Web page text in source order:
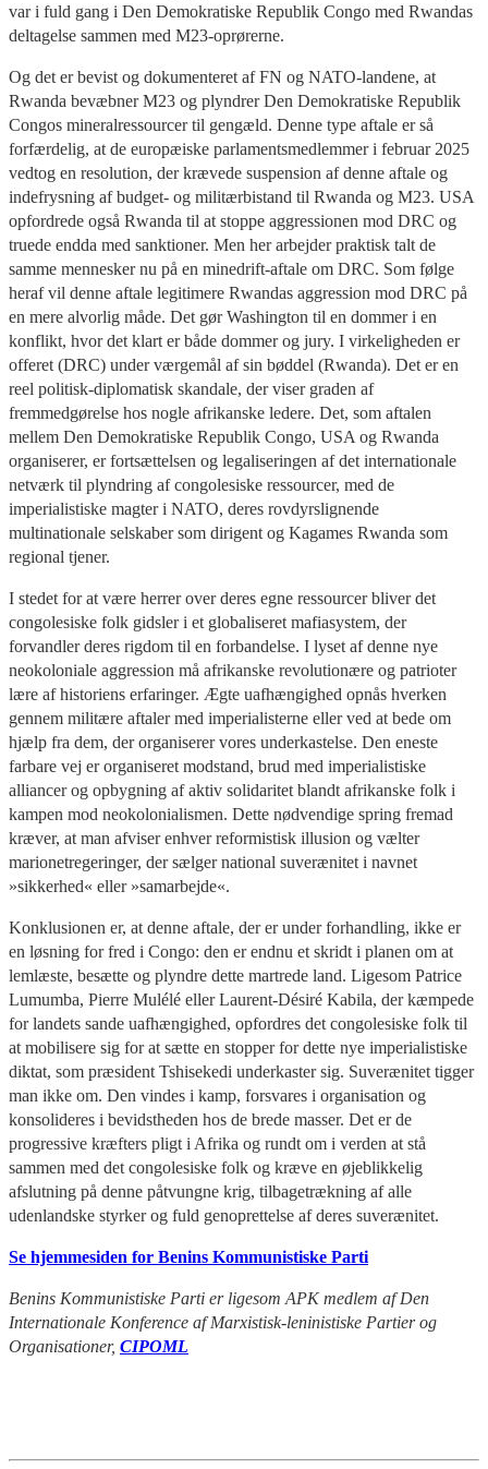
var i fuld gang i Den Demokratiske Republik Congo med Rwandas
deltagelse sammen med M23-oprørerne.
Og det er bevist og dokumenteret af FN og NATO-landene, at
Rwanda bevæbner M23 og plyndrer Den Demokratiske Republik
Congos mineralressourcer til gengæld. Denne type aftale er så
forfærdelig, at de europæiske parlamentsmedlemmer i februar 2025
vedtog en resolution, der krævede suspension af denne aftale og
indefrysning af budget- og militærbistand til Rwanda og M23. USA
opfordrede også Rwanda til at stoppe aggressionen mod DRC og
truede endda med sanktioner. Men her arbejder praktisk talt de
samme mennesker nu på en minedrift-aftale om DRC. Som følge
heraf vil denne aftale legitimere Rwandas aggression mod DRC på
en mere alvorlig måde. Det gør Washington til en dommer i en
konflikt, hvor det klart er både dommer og jury. I virkeligheden er
offeret (DRC) under værgemål af sin bøddel (Rwanda). Det er en
reel politisk-diplomatisk skandale, der viser graden af
fremmedgørelse hos nogle afrikanske ledere. Det, som aftalen
mellem Den Demokratiske Republik Congo, USA og Rwanda
organiserer, er fortsættelsen og legaliseringen af det internationale
netværk til plyndring af congolesiske ressourcer, med de
imperialistiske magter i NATO, deres rovdyrslignende
multinationale selskaber som dirigent og Kagames Rwanda som
regional tjener.
I stedet for at være herrer over deres egne ressourcer bliver det
congolesiske folk gidsler i et globaliseret mafiasystem, der
forvandler deres rigdom til en forbandelse. I lyset af denne nye
neokoloniale aggression må afrikanske revolutionære og patrioter
lære af historiens erfaringer. Ægte uafhængighed opnås hverken
gennem militære aftaler med imperialisterne eller ved at bede om
hjælp fra dem, der organiserer vores underkastelse. Den eneste
farbare vej er organiseret modstand, brud med imperialistiske
alliancer og opbygning af aktiv solidaritet blandt afrikanske folk i
kampen mod neokolonialismen. Dette nødvendige spring fremad
kræver, at man afviser enhver reformistisk illusion og vælter
marionetregeringer, der sælger national suverænitet i navnet
»sikkerhed« eller »samarbejde«.
Konklusionen er, at denne aftale, der er under forhandling, ikke er
en løsning for fred i Congo: den er endnu et skridt i planen om at
lemlæste, besætte og plyndre dette martrede land. Ligesom Patrice
Lumumba, Pierre Mulélé eller Laurent-Désiré Kabila, der kæmpede
for landets sande uafhængighed, opfordres det congolesiske folk til
at mobilisere sig for at sætte en stopper for dette nye imperialistiske
diktat, som præsident Tshisekedi underkaster sig. Suverænitet tigger
man ikke om. Den vindes i kamp, forsvares i organisation og
konsolideres i bevidstheden hos de brede masser. Det er de
progressive kræfters pligt i Afrika og rundt om i verden at stå
sammen med det congolesiske folk og kræve en øjeblikkelig
afslutning på denne påtvungne krig, tilbagetrækning af alle
udenlandske styrker og fuld genoprettelse af deres suverænitet.
Se hjemmesiden for Benins Kommunistiske Parti
Benins Kommunistiske Parti er ligesom APK medlem af Den
Internationale Konference af Marxistisk-leninistiske Partier og
Organisationer, CIPOML